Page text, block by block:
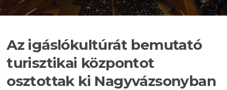
Az igáslókultúrát bemutató
turisztikai központot
osztottak ki Nagyvázsonyban